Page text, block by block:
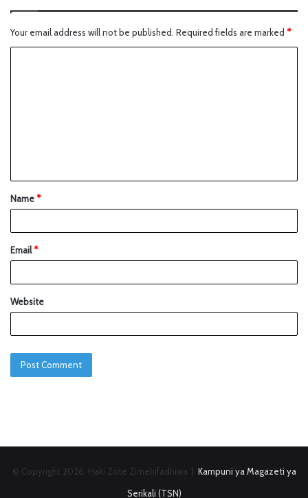
Your email address will not be published. Required fields are marked *
Name*
Email*
Website
© Copyright 2026, Haki Zote Zimehifadhiwa | Kampuni ya Magazeti ya
Serikali (TSN)